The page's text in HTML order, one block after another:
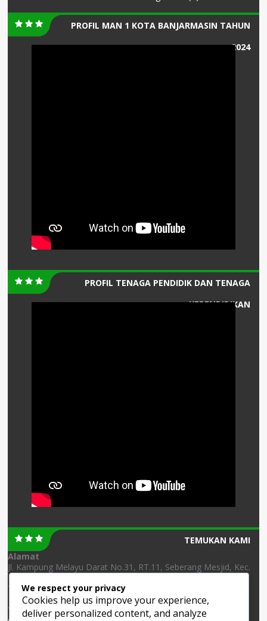
PROFIL MAN 1 KOTA BANJARMASIN TAHUN
2024
PROFIL TENAGA PENDIDIK DAN TENAGA
KEPENDIDIKAN
TEMUKAN KAMI
Alamat
Jl. Kampung Melayu Darat No.31, RT.11, Seberang Mesjid, Kec.
Banjarmasin Tengah, Kota Banjarmasin, Kalimantan Selatan
70123
Telepon
We respect your privacy
Cookies help us improve your experience,
deliver personalized content, and analyze